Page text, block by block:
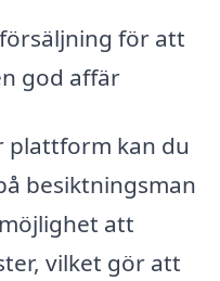
för att
god affär
plattform kan du
besiktningsman
att
vilket gör att